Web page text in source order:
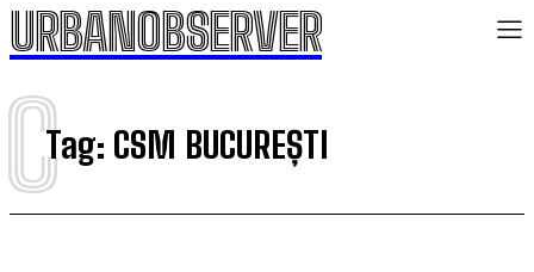
URBANOBSERVER
Tag: CSM BUCUREȘTI
C